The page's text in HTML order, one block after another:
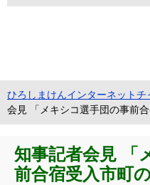
ひろしまけんインターネット
会見 「メキシコ選手団の事前
知事記者会見 「
前合宿受入市町